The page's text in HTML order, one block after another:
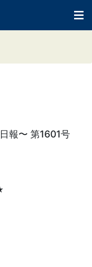
報〜 第1601号